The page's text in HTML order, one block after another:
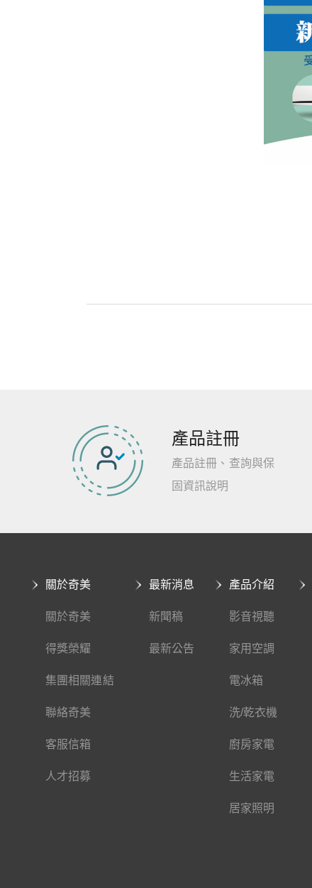
產品註冊
產品註冊、查詢與保
固資訊說明
關於奇美
關於奇美
得獎榮耀
集團相關連結
聯絡奇美
客服信箱
人才招募
最新消息
新聞稿
最新公告
產品介紹
影音視聽
家用空調
電冰箱
洗/乾衣機
廚房家電
生活家電
居家照明